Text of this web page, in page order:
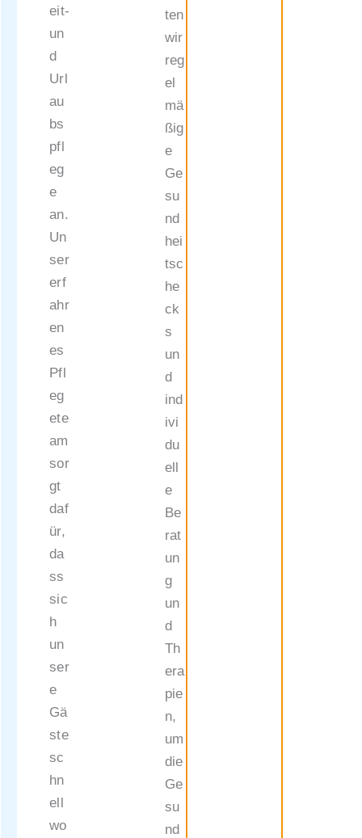
eit-
un
d
Url
au
bs
pfl
eg
e
an.
Un
ser
erf
ahr
en
es
Pfl
eg
ete
am
sor
gt
daf
ür,
da
ss
sic
h
un
ser
e
Gä
ste
sc
hn
ell
wo
ten
wir
reg
el
mä
ßig
e
Ge
su
nd
hei
tsc
he
ck
s
un
d
ind
ivi
du
ell
e
Be
rat
un
g
un
d
Th
era
pie
n,
um
die
Ge
su
nd